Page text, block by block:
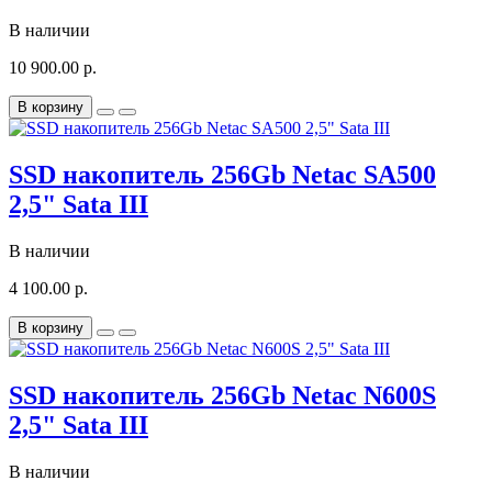
В наличии
10 900.00 р.
В корзину
SSD накопитель 256Gb Netac SA500
2,5" Sata III
В наличии
4 100.00 р.
В корзину
SSD накопитель 256Gb Netac N600S
2,5" Sata III
В наличии